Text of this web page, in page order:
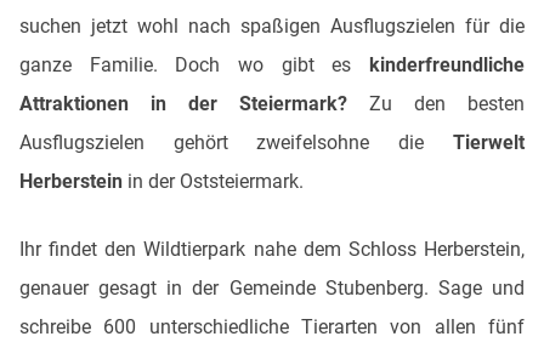
suchen jetzt wohl nach spaßigen Ausflugszielen für die
ganze Familie. Doch wo gibt es kinderfreundliche
Attraktionen in der Steiermark?Zu den besten
Ausflugszielen gehört zweifelsohne die Tierwelt
Herberstein in der Oststeiermark.
Ihr findet den Wildtierpark nahe dem Schloss Herberstein,
genauer gesagt in der Gemeinde Stubenberg. Sage und
schreibe 600 unterschiedliche Tierarten von allen fünf